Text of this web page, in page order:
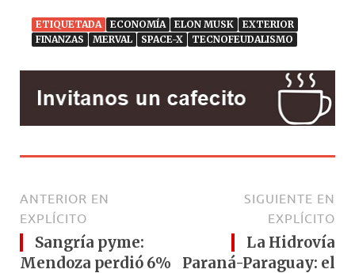
ETIQUETADA ECONOMÍA ELON MUSK
EXTERIOR
FINANZAS
MERVAL SPACE-X TECNOFEUDALISMO
ANTERIOR EN
EXPLÍCITO
Sangría pyme:
Mendoza perdió 6%
SIGUIENTE EN
EXPLÍCITO
La Hidrovía
Paraná-Paraguay: el